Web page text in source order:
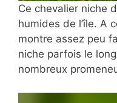
Ce chevalier niche
humides de l’île. A
montre assez peu
niche parfois le
nombreux